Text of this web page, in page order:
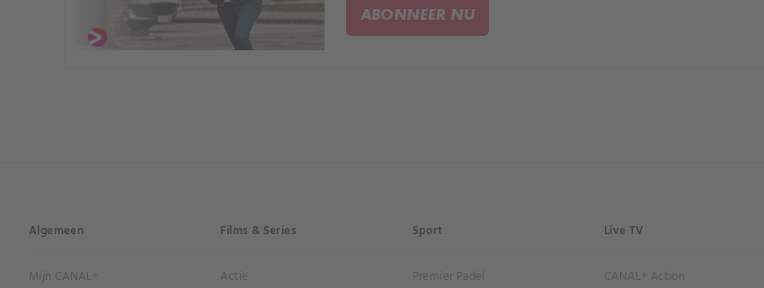
ABONNEER NU
Algemeen
Mijn CANAL+
Films & Series
Actie
Sport
Premier Padel
Live TV
CANAL+ Action